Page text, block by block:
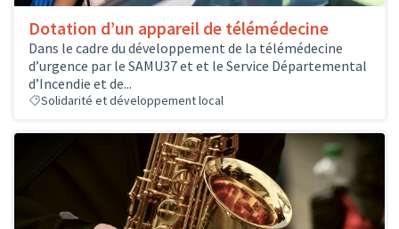
Dotation d’un appareil de télémédecine
Dans le cadre du développement de la télémédecine
d’urgence par le SAMU37 et et le Service Départemental
d’Incendie et de...
Solidarité et développement local